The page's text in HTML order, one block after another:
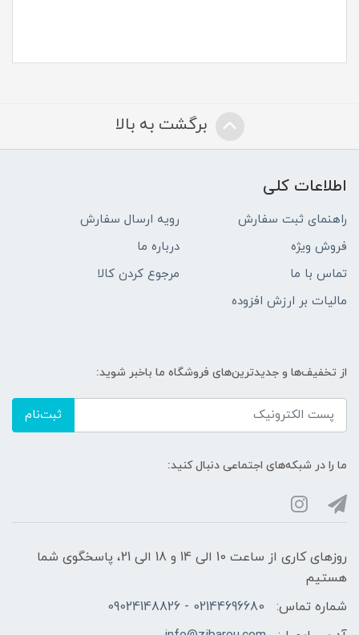
برگشت به بالا
اطلاعات کلی
راهنمای ثبت سفارش
رویه ارسال سفارش
فروش ویژه
درباره ما
تماس با ما
مرجوع کردن کالا
مالیات بر ارزش افزوده
از تخفیف‌ها و جدیدترین‌های فروشگاه ما باخبر شوید:
ثبت‌نام
ما را در شبکه‌های اجتماعی دنبال کنید:
روزهای کاری از ساعت 10 الی 14 و 18 الی 21، پاسخگوی شما
هستیم
شماره تماس:
02144696680 - 09024148826